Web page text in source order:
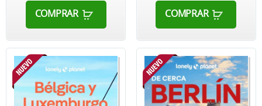
COMPRAR COMPRAR